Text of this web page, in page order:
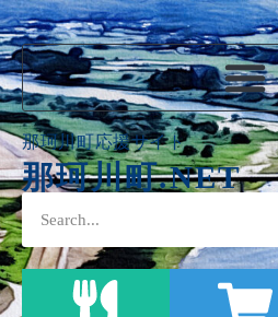
那珂川町応援サイト
那珂川町.NET